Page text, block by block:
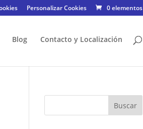
Personalizar Cookies 0 elementos
Blog Contacto y Localización